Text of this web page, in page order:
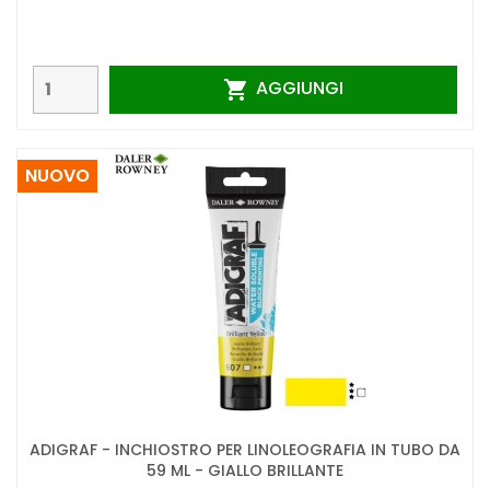
 AGGIUNGI
ADIGRAF - INCHIOSTRO PER LINOLEOGRAFIA IN TUBO DA
59 ML - GIALLO BRILLANTE
NUOVO